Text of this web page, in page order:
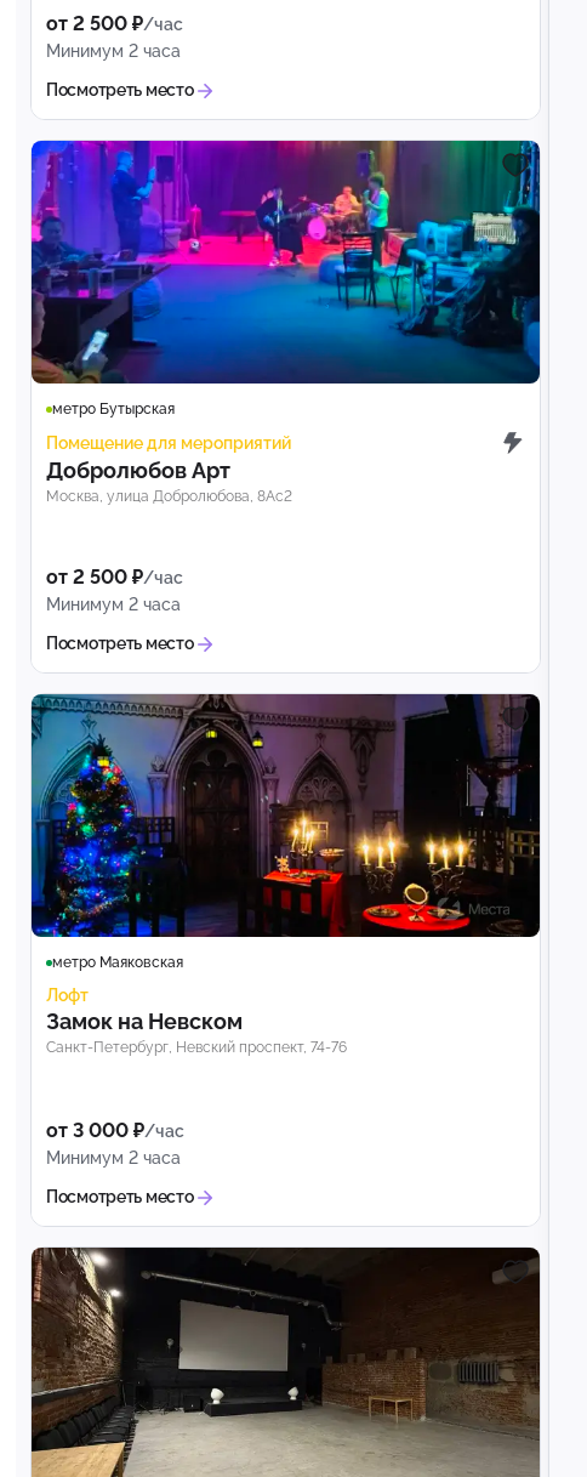
от 2 500 ₽/час
Минимум 2 часа
Посмотреть место
метро Бутырская
Помещение для мероприятий
Добролюбов Арт
Москва, улица Добролюбова, 8Ас2
от 2 500 ₽/час
Минимум 2 часа
Посмотреть место
метро Маяковская
Лофт
Замок на Невском
Санкт-Петербург, Невский проспект, 74-76
от 3 000 ₽/час
Минимум 2 часа
Посмотреть место